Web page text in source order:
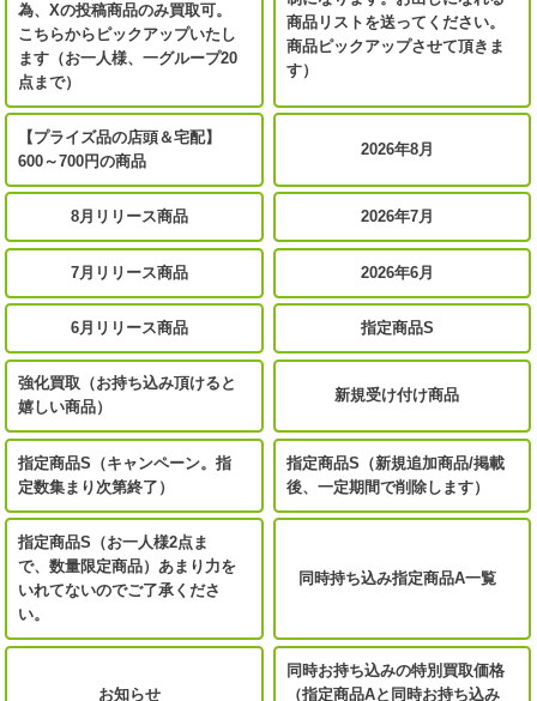
為、Xの投稿商品のみ買取可。
こちらからピックアップいたし
ます（お一人様、一グループ20
点まで）
商品リストを送ってください。
商品ピックアップさせて頂きま
す）
【プライズ品の店頭＆宅配】
600～700円の商品
2026年8月
8月リリース商品 2026年7月
7月リリース商品 2026年6月
6月リリース商品 指定商品S
強化買取（お持ち込み頂けると
嬉しい商品）
新規受け付け商品
指定商品S（キャンペーン。指
定数集まり次第終了）
指定商品S（新規追加商品/掲載
後、一定期間で削除します）
指定商品S（お一人様2点ま
で、数量限定商品）あまり力を
いれてないのでご了承くださ
い。
同時持ち込み指定商品A一覧
お知らせ
同時お持ち込みの特別買取価格
（指定商品Aと同時お持ち込み